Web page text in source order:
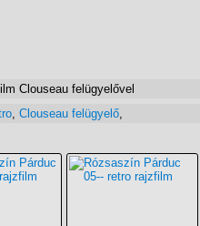
Clouseau felügyelővel
, Clouseau felügyelő,